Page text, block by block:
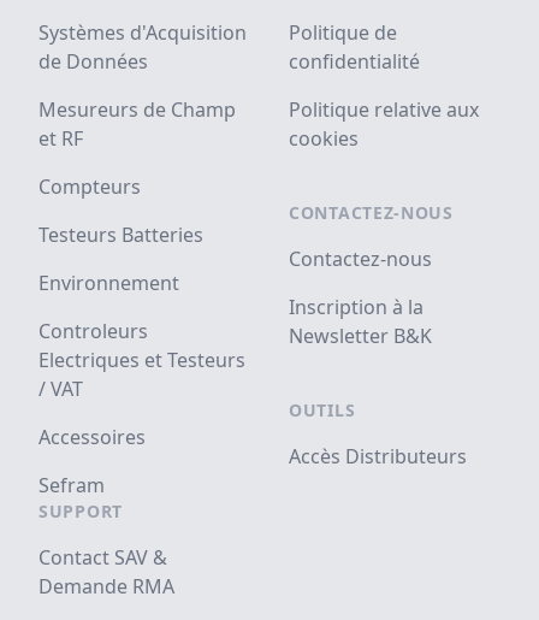
Systèmes d'Acquisition
de Données
Mesureurs de Champ
et RF
Compteurs
Testeurs Batteries
Environnement
Controleurs
Electriques et Testeurs
/ VAT
Accessoires
Sefram
SUPPORT
Contact SAV &
Demande RMA
Politique de
confidentialité
Politique relative aux
cookies
CONTACTEZ-NOUS
Contactez-nous
Inscription à la
Newsletter B&K
OUTILS
Accès Distributeurs